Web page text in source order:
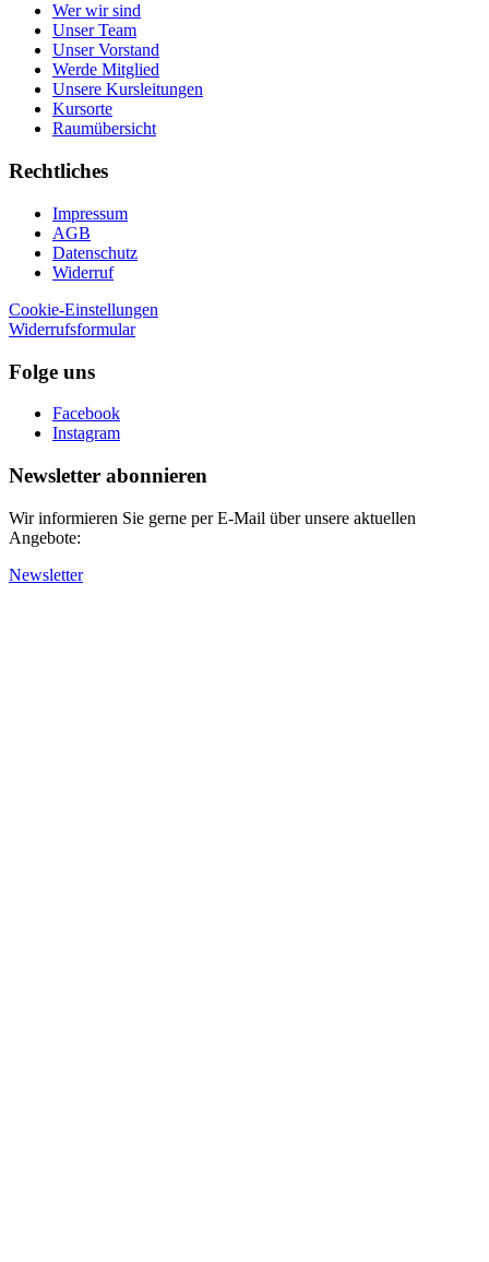
Wer wir sind
Unser Team
Unser Vorstand
Werde Mitglied
Unsere Kursleitungen
Kursorte
Raumübersicht
Rechtliches
Impressum
AGB
Datenschutz
Widerruf
Cookie-Einstellungen
Widerrufsformular
Folge uns
Facebook
Instagram
Newsletter abonnieren
Wir informieren Sie gerne per E-Mail über unsere aktuellen
Angebote:
Newsletter